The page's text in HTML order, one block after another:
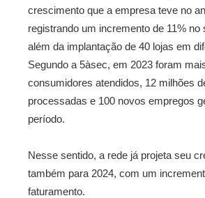
crescimento que a empresa teve no
registrando um incremento de 11% no
além da implantação de 40 lojas em
Segundo a 5àsec, em 2023 foram
consumidores atendidos, 12 milhões
processadas e 100 novos empregos
período.
Nesse sentido, a rede já projeta seu
também para 2024, com um
faturamento.